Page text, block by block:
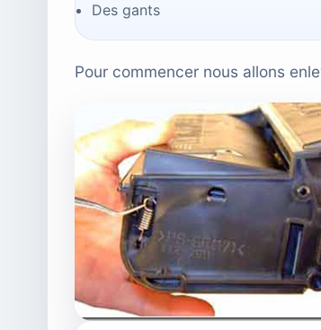
Des gants
Pour commencer nous allons